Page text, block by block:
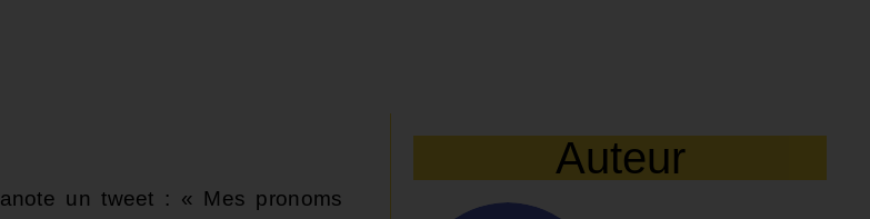
un tweet : « Mes pronoms
Auteur